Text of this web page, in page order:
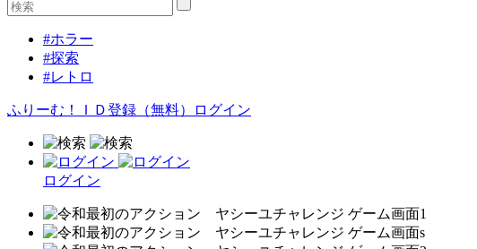
#ホラー
#探索
#レトロ
ふりーむ！ＩＤ登録（無料） ログイン
ログイン